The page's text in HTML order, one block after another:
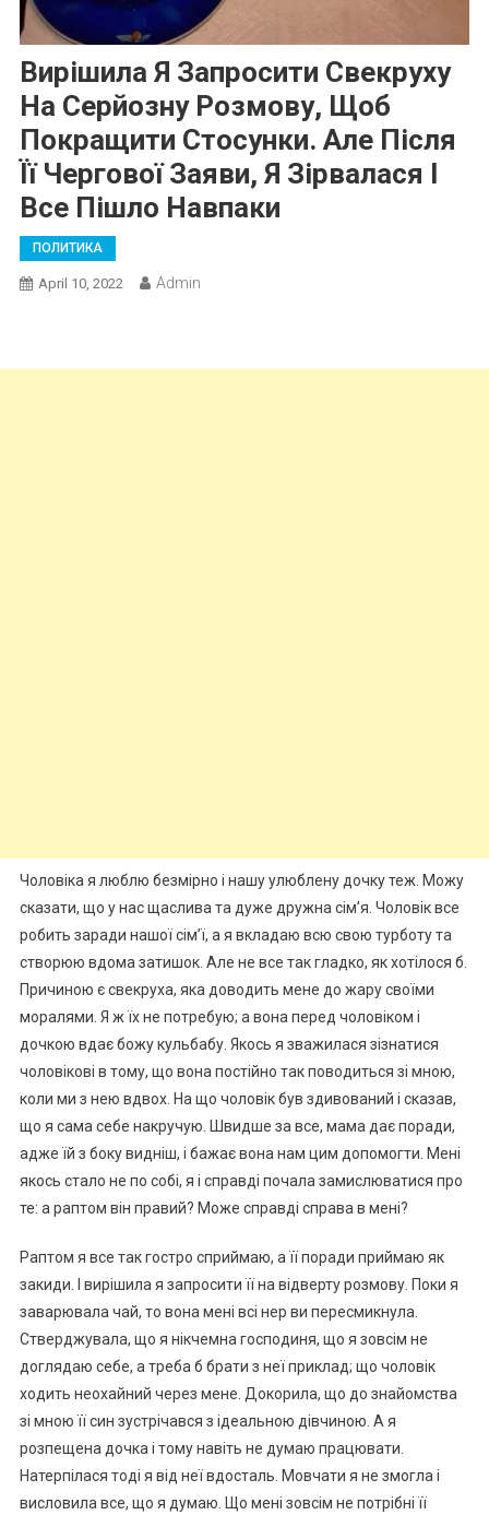
Вирішила Я Запросити Свекруху
На Серйозну Розмову, Щоб
Покращити Стосунки. Але Після
Її Чергової Заяви, Я Зірвалася І
Все Пішло Навпаки
ПОЛИТИКА
April 10, 2022 Admin
Чоловіка я люблю безмірно і нашу улюблену дочку теж. Можу
сказати, що у нас щаслива та дуже дружна сім’я. Чоловік все
робить заради нашої сім’ї, а я вкладаю всю свою турботу та
створюю вдома затишок. Але не все так гладко, як хотілося б.
Причиною є свекруха, яка доводить мене до жару своїми
моралями. Я ж їх не потребую; а вона перед чоловіком і
дочкою вдає божу кульбабу. Якось я зважилася зізнатися
чоловікові в тому, що вона постійно так поводиться зі мною,
коли ми з нею вдвох. На що чоловік був здивований і сказав,
що я сама себе накручую. Швидше за все, мама дає поради,
адже їй з боку видніш, і бажає вона нам цим допомогти. Мені
якось стало не по собі, я і справді почала замислюватися про
те: а раптом він правий? Може справді справа в мені?
Раптом я все так гостро сприймаю, а її поради приймаю як
закиди. І вирішила я запросити її на відверту розмову. Поки я
заварювала чай, то вона мені всі нер ви пересмикнула.
Стверджувала, що я нікчемна господиня, що я зовсім не
доглядаю себе, а треба б брати з неї приклад; що чоловік
ходить неохайний через мене. Докорила, що до знайомства
зі мною її син зустрічався з ідеальною дівчиною. А я
розпещена дочка і тому навіть не думаю працювати.
Натерпілася тоді я від неї вдосталь. Мовчати я не змогла і
висловила все, що я думаю. Що мені зовсім не потрібні її